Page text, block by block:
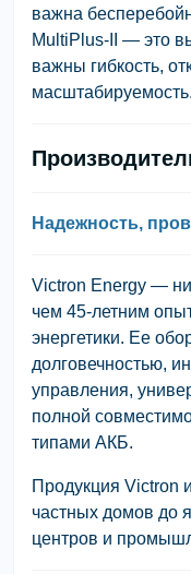
важна
MultiPlus-II — это
важны гибкость,
масштабируемость.
Надежность,
Victron Energy —
чем 45-летним
энергетики. Ее
долговечностью,
управления,
полной
типами АКБ.
Продукция Victron
частных домов до
центров и